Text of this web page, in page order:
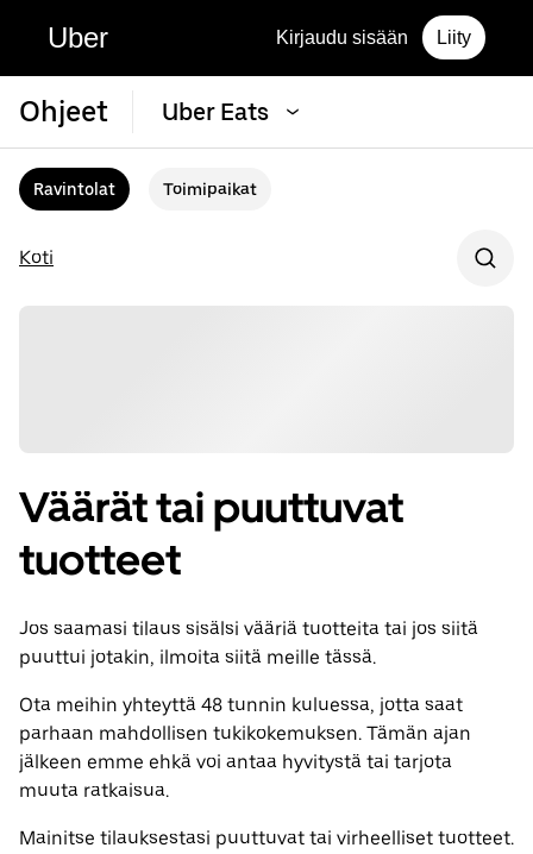
Uber Kirjaudu sisään Liity
Ohjeet Uber Eats
Ravintolat Toimipaikat
Koti
Väärät tai puuttuvat
tuotteet
Jos saamasi tilaus sisälsi vääriä tuotteita tai jos siitä
puuttui jotakin, ilmoita siitä meille tässä.
Ota meihin yhteyttä 48 tunnin kuluessa, jotta saat
parhaan mahdollisen tukikokemuksen. Tämän ajan
jälkeen emme ehkä voi antaa hyvitystä tai tarjota
muuta ratkaisua.
Mainitse tilauksestasi puuttuvat tai virheelliset tuotteet.